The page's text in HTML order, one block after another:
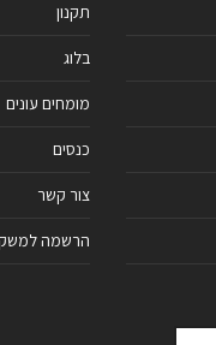
תקנון
בלוג
מומחים עונים
כנסים
צור קשר
הרשמה